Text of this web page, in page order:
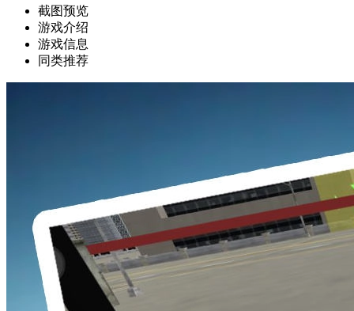
截图预览
游戏介绍
游戏信息
同类推荐